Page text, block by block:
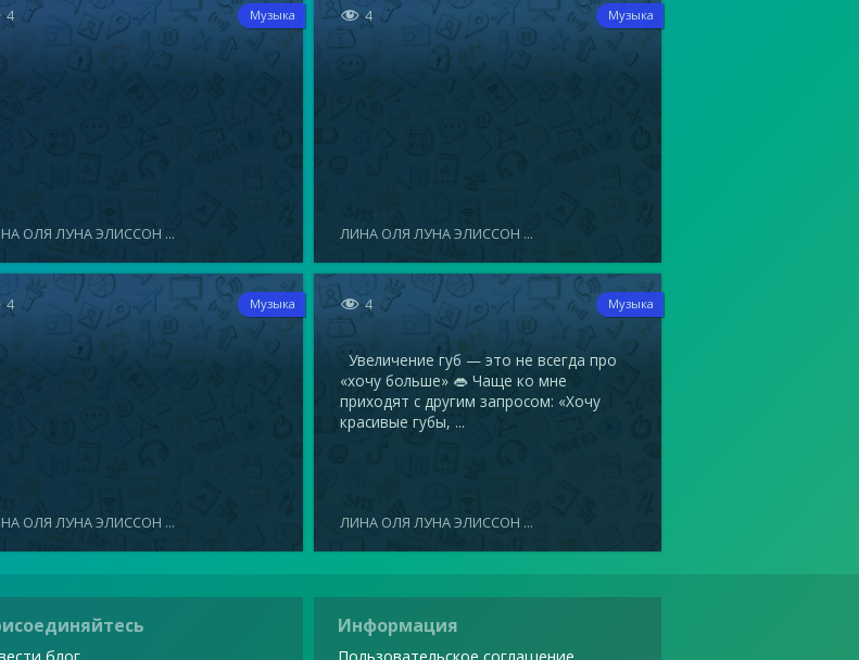
4 Музыка
ОЛЯ ЛУНА ЭЛИССОН ...
 4 Музыка
ЛИНА ОЛЯ ЛУНА ЭЛИССОН ...
4 Музыка
ОЛЯ ЛУНА ЭЛИССОН ...
 4 Музыка
Увеличение губ — это не всегда про
«хочу больше» 👄 Чаще ко мне
приходят с другим запросом: «Хочу
красивые губы, ...
ЛИНА ОЛЯ ЛУНА ЭЛИССОН ...
Информация